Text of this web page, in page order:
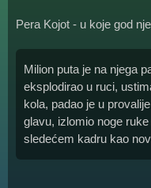
Pera Kojot - u koje god
Milion puta je na njega
eksplodirao u ruci,
kola, padao je u
glavu, izlomio noge
sledećem kadru kao